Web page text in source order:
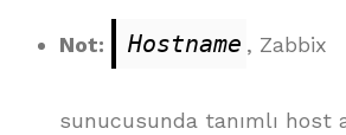
Not: Hostname , Zabbix
sunucusunda tanımlı host